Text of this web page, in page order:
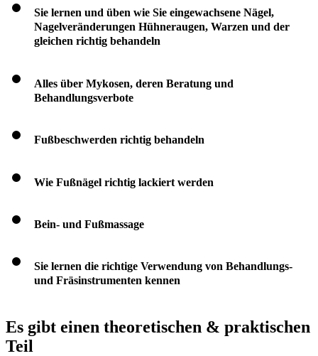
Sie lernen und üben wie Sie eingewachsene Nägel,
Nagelveränderungen Hühneraugen, Warzen und der
gleichen richtig behandeln
Alles über Mykosen, deren Beratung und
Behandlungsverbote
Fußbeschwerden richtig behandeln
Wie Fußnägel richtig lackiert werden
Bein- und Fußmassage
Sie lernen die richtige Verwendung von Behandlungs-
und Fräsinstrumenten kennen
Es gibt einen theoretischen & praktischen
Teil